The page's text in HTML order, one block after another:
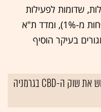
שדומות לפעילות
הרכישות של מגדל, עלה במעט (פחות מ-1%), ומדד ת"א
בעיקר הוסיף
הישראלים שרוצים לכבוש את שוק ה-CBD בגרמניה